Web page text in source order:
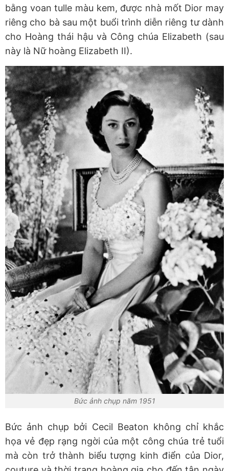
bằng voan tulle màu kem, được nhà mốt Dior may
riêng cho bà sau một buổi trình diễn riêng tư dành
cho Hoàng thái hậu và Công chúa Elizabeth (sau
này là Nữ hoàng Elizabeth II).
Bức ảnh chụp năm 1951
Bức ảnh chụp bởi Cecil Beaton không chỉ khắc
họa vẻ đẹp rạng ngời của một công chúa trẻ tuổi
mà còn trở thành biểu tượng kinh điển của Dior,